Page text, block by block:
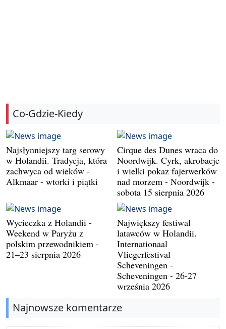
Co-Gdzie-Kiedy
Najsłynniejszy targ serowy
w Holandii. Tradycja, która
zachwyca od wieków -
Alkmaar - wtorki i piątki
Cirque des Dunes wraca do
Noordwijk. Cyrk, akrobacje
i wielki pokaz fajerwerków
nad morzem - Noordwijk -
sobota 15 sierpnia 2026
Wycieczka z Holandii -
Weekend w Paryżu z
polskim przewodnikiem -
21–23 sierpnia 2026
Największy festiwal
latawców w Holandii.
Internationaal
Vliegerfestival
Scheveningen -
Scheveningen - 26-27
września 2026
Najnowsze komentarze